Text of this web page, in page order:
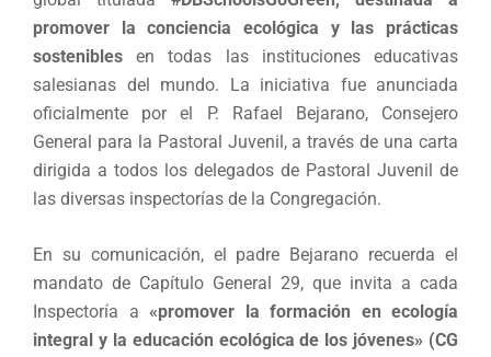
promover la conciencia ecológica y las prácticas
sostenibles en todas las instituciones educativas
salesianas del mundo. La iniciativa fue anunciada
oficialmente por el P. Rafael Bejarano, Consejero
General para la Pastoral Juvenil, a través de una carta
dirigida a todos los delegados de Pastoral Juvenil de
las diversas inspectorías de la Congregación.
En su comunicación, el padre Bejarano recuerda el
mandato de Capítulo General 29, que invita a cada
Inspectoría a «promover la formación en ecología
integral y la educación ecológica de los jóvenes» (CG